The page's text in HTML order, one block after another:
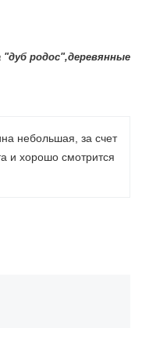
родос",деревянные
небольшая, за счет
и хорошо смотрится